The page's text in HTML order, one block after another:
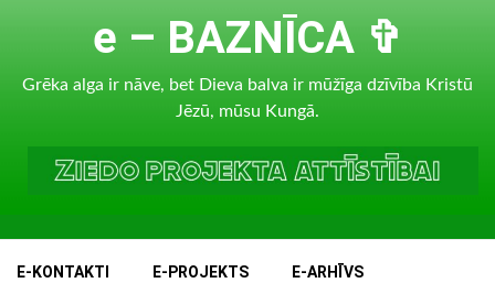
e – BAZNĪCA ✞
Grēka alga ir nāve, bet Dieva balva ir mūžīga dzīvība Kristū
Jēzū, mūsu Kungā.
E-KONTAKTI E-PROJEKTS E-ARHĪVS